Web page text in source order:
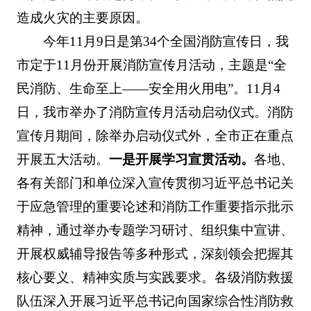
造成火灾的主要原因。
今年11月9日是第34个全国消防宣传日，我
市定于11月份开展消防宣传月活动，主题是“全
民消防、生命至上——安全用火用电”。11月4
日，我市举办了消防宣传月活动启动仪式。消防
宣传月期间，除举办启动仪式外，全市正在重点
开展五大活动。 一是开展学习宣贯活动。 各地、
各有关部门和单位深入宣传贯彻习近平总书记关
于应急管理的重要论述和消防工作重要指示批示
精神，通过举办专题学习研讨、组织集中宣讲、
开展权威辅导报告等多种形式，深刻领会把握其
核心要义、精神实质与实践要求。各级消防救援
队伍深入开展习近平总书记向国家综合性消防救